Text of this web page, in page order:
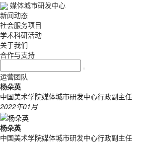
媒体城市研发中心
新闻动态
社会服务项目
学术科研活动
关于我们
合作与支持
运营团队
杨朵英
中国美术学院媒体城市研发中心行政副主任
2022年01月
杨朵英
中国美术学院媒体城市研发中心行政副主任